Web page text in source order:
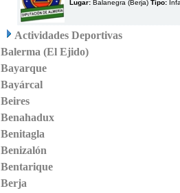
Lugar: Balanegra (Berja)Tipo:
Actividades Deportivas
Balerma (El Ejido)
Bayarque
Bayárcal
Beires
Benahadux
Benitagla
Benizalón
Bentarique
Berja